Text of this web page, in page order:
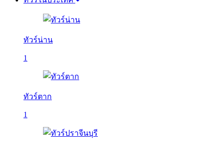
ทัวร์น่าน
1
ทัวร์ตาก
1